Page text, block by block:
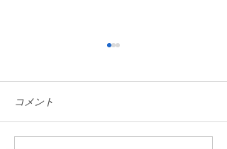
新商品開発中
コメント